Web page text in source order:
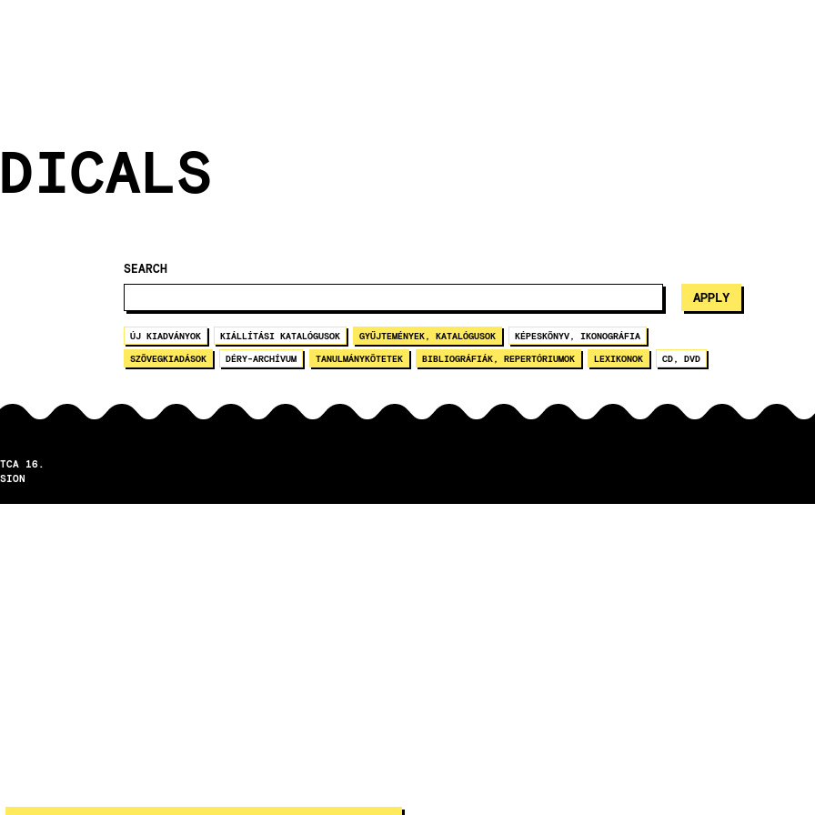
SEARCH
ÚJ KIADVÁNYOK KIÁLLÍTÁSI KATALÓGUSOK GYŰJTEMÉNYEK, KATALÓGUSOK KÉPESKÖNYV, IKONOGRÁFIA
SZÖVEGKIADÁSOK DÉRY-ARCHÍVUM TANULMÁNYKÖTETEK BIBLIOGRÁFIÁK, REPERTÓRIUMOK LEXIKONOK CD, DVD
16.